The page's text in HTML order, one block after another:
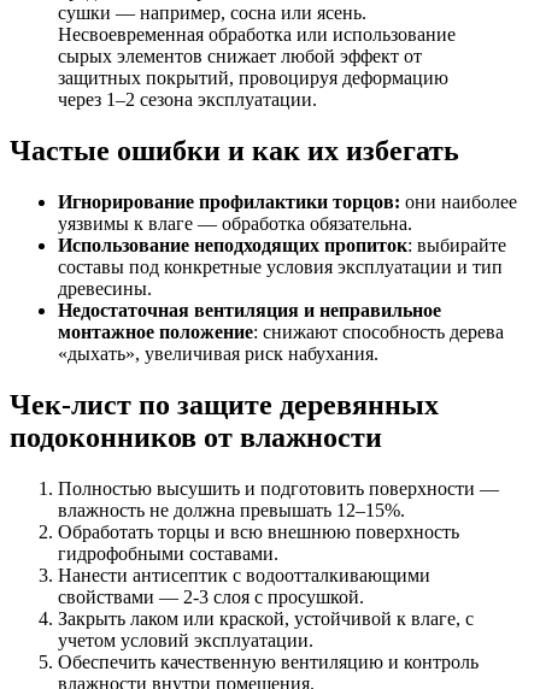
сушки — например, сосна или ясень.
Несвоевременная обработка или использование
сырых элементов снижает любой эффект от
защитных покрытий, провоцируя деформацию
через 1–2 сезона эксплуатации.
Частые ошибки и как их избегать
Игнорирование профилактики торцов: они наиболее
уязвимы к влаге — обработка обязательна.
Использование неподходящих пропиток: выбирайте
составы под конкретные условия эксплуатации и тип
древесины.
Недостаточная вентиляция и неправильное
монтажное положение: снижают способность дерева
«дыхать», увеличивая риск набухания.
Чек-лист по защите деревянных
подоконников от влажности
Полностью высушить и подготовить поверхности —
влажность не должна превышать 12–15%.
Обработать торцы и всю внешнюю поверхность
гидрофобными составами.
Нанести антисептик с водоотталкивающими
свойствами — 2-3 слоя с просушкой.
Закрыть лаком или краской, устойчивой к влаге, с
учетом условий эксплуатации.
Обеспечить качественную вентиляцию и контроль
влажности внутри помещения.